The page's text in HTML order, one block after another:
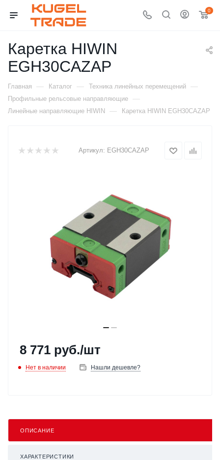
0
Каретка HIWIN
EGH30CAZAP
Главная — Каталог — Техника линейных перемещений —
Профильные рельсовые направляющие —
Линейные направляющие HIWIN — Каретка HIWIN EGH30CAZAP
Артикул: EGH30CAZAP
8 771 руб./шт
Нет в наличии Нашли дешевле?
ОПИСАНИЕ
ХАРАКТЕРИСТИКИ